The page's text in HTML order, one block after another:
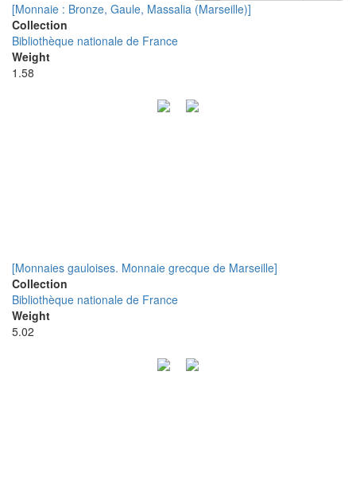
[Monnaie : Bronze, Gaule, Massalia (Marseille)]
Collection
Bibliothèque nationale de France
Weight
1.58
[Monnaies gauloises. Monnaie grecque de Marseille]
Collection
Bibliothèque nationale de France
Weight
5.02